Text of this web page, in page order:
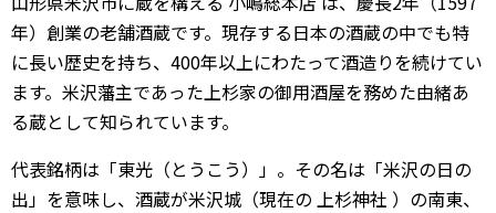
年）創業の老舗酒蔵です。現存する日本の酒蔵の中でも特
に長い歴史を持ち、400年以上にわたって酒造りを続けてい
ます。米沢藩主であった上杉家の御用酒屋を務めた由緒あ
る蔵として知られています。
代表銘柄は「東光（とうこう）」。その名は「米沢の日の
出」を意味し、酒蔵が米沢城（現在の 上杉神社 ）の南東、